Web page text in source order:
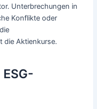
Unterbrechungen in
Konflikte oder
die Aktienkurse.